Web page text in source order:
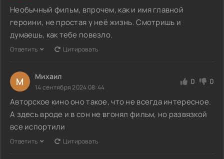
Необычный фильм, впрочем, как и имя главной
героини, не простая у неё жизнь. Смотришь и
думаешь, как тебе повезло.
Ответить Цитировать
М Михаил
14 сентября 2024 08:44
0 0
Авторское кино оно такое, что не всегда интересное.
А здесь вроде и в сон не вгонял фильм, но развязкой
все испортили
Ответить Цитировать